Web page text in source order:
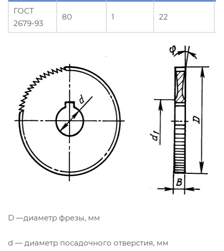
ГОСТ
2679-93
80 1 22
D —диаметр фрезы, мм
d — диаметр посадочного отверстия, мм